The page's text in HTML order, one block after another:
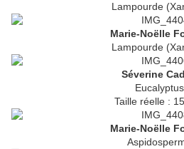
Lampourde
Marie-Noëlle
Lampourde
Séverine
Eucalyptus
Taille réelle :
Marie-Noëlle